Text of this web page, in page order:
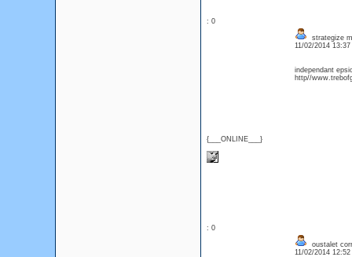
: 0
{___ONLINE___}
strategize
11/02/2014
independant
http//
: 0
oustalet
11/02/2014